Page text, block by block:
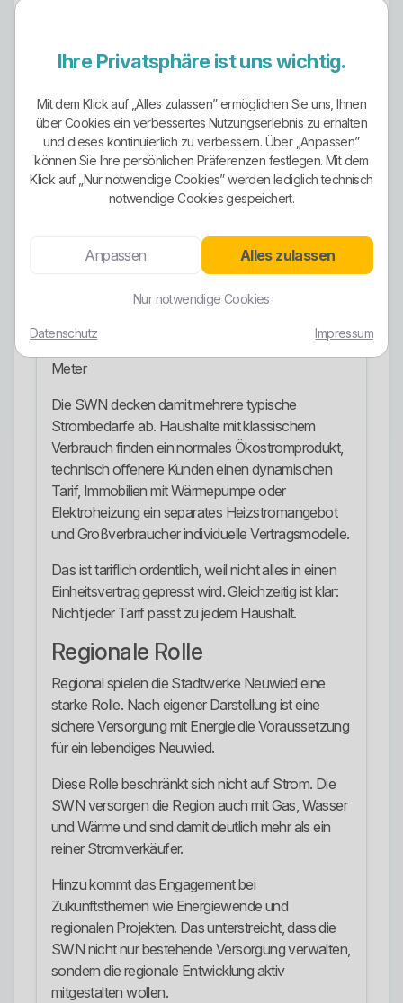
Dynamischer Tarif:Ökostrom Flex
Kombitarif:KombiPack Strom & Gas
Heizstrom:Ökostrom für Wärmepumpe /
Elektroheizung
Grundversorgung: Grundversorgung Strom
Ersatzversorgung Strom
Sonderkunden:
Strom für Sonderkunden ab
100.000 kWh mit individueller Preisgestaltung
Übergangstarif beim dynamischen Modell:
Meter
Die SWN decken damit mehrere typische
Strombedarfe ab. Haushalte mit klassischem
Verbrauch finden ein normales Ökostromprodukt,
technisch offenere Kunden einen dynamischen
Tarif, Immobilien mit Wärmepumpe oder
Elektroheizung ein separates Heizstromangebot
und Großverbraucher individuelle Vertragsmodelle.
Das ist tariflich ordentlich, weil nicht alles in einen
Einheitsvertrag gepresst wird. Gleichzeitig ist klar:
Nicht jeder Tarif passt zu jedem Haushalt.
Regionale Rolle
Regional spielen die Stadtwerke Neuwied eine
starke Rolle. Nach eigener Darstellung ist eine
sichere Versorgung mit Energie die Voraussetzung
für ein lebendiges Neuwied.
Diese Rolle beschränkt sich nicht auf Strom. Die
SWN versorgen die Region auch mit Gas, Wasser
und Wärme und sind damit deutlich mehr als ein
reiner Stromverkäufer.
Hinzu kommt das Engagement bei
Zukunftsthemen wie Energiewende und
regionalen Projekten. Das unterstreicht, dass die
SWN nicht nur bestehende Versorgung verwalten,
sondern die regionale Entwicklung aktiv
mitgestalten wollen.
Ihre Privatsphäre ist uns wichtig.
Mit dem Klick auf „Alles zulassen” ermöglichen Sie uns, Ihnen
über Cookies ein verbessertes Nutzungserlebnis zu erhalten
und dieses kontinuierlich zu verbessern. Über „Anpassen”
können Sie Ihre persönlichen Präferenzen festlegen. Mit dem
Klick auf „Nur notwendige Cookies” werden lediglich technisch
notwendige Cookies gespeichert.
Anpassen Alles zulassen
Nur notwendige Cookies
Datenschutz Impressum